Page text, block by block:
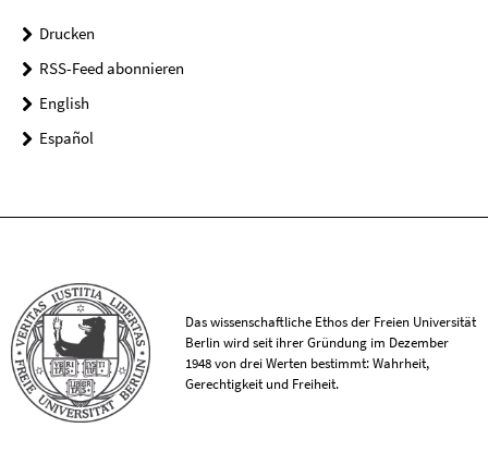
Drucken
RSS-Feed abonnieren
English
Español
Das wissenschaftliche Ethos der Freien Universität
Berlin wird seit ihrer Gründung im Dezember
1948 von drei Werten bestimmt: Wahrheit,
Gerechtigkeit und Freiheit.